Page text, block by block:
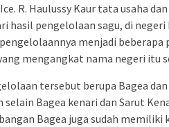
R. Haulussy Kaur tata usaha
hasil pengelolaan sagu, di
menjadi
mengangkat nama negeri itu
tersebut berupa Bagea
selain Bagea kenari dan Sarut
Bagea juga sudah memiliki